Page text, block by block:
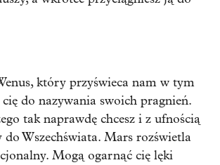
który przyświeca nam w tym
do nazywania swoich pragnień.
tak naprawdę chcesz i z ufnością
Wszechświata. Mars rozświetla
Mogą ogarnąć cię lęki